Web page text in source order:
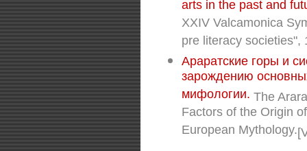
arts in the past and
XXIV Valcamonica
pre literacy societies",
Араратские горы и
зарождению
мифологии. The
Factors of the Origin
European Mythology.